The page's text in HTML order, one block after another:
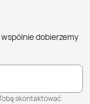
dobierzemy
skontaktować.